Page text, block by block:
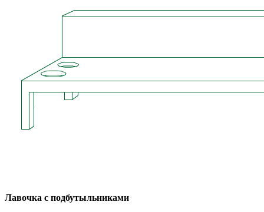
Лавочка с подбутыльниками